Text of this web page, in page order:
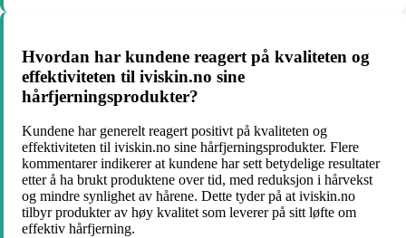
Hvordan har kundene reagert på kvaliteten og
effektiviteten til iviskin.no sine
hårfjerningsprodukter?
Kundene har generelt reagert positivt på kvaliteten og
effektiviteten til iviskin.no sine hårfjerningsprodukter. Flere
kommentarer indikerer at kundene har sett betydelige resultater
etter å ha brukt produktene over tid, med reduksjon i hårvekst
og mindre synlighet av hårene. Dette tyder på at iviskin.no
tilbyr produkter av høy kvalitet som leverer på sitt løfte om
effektiv hårfjerning.